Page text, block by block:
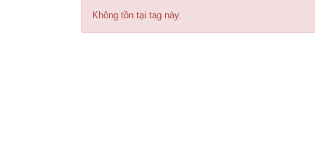
Không tồn tại tag này.